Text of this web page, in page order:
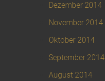
Dezember 2014
November 2014
Oktober 2014
September 2014
August 2014